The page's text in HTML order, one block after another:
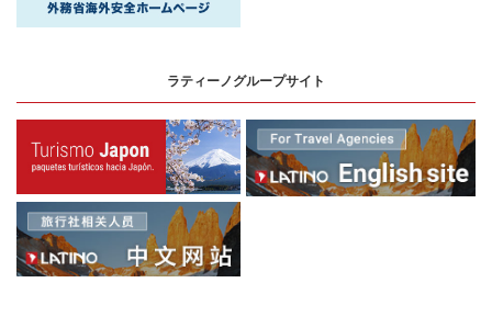
ラティーノグループサイト